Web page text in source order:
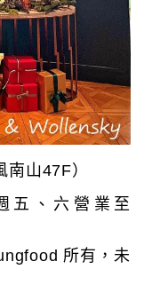
山47F）
五、六營業至
所有，未